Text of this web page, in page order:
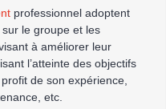
professionnel adoptent
le groupe et les
à améliorer leur
l’atteinte des objectifs
de son expérience,
etc.